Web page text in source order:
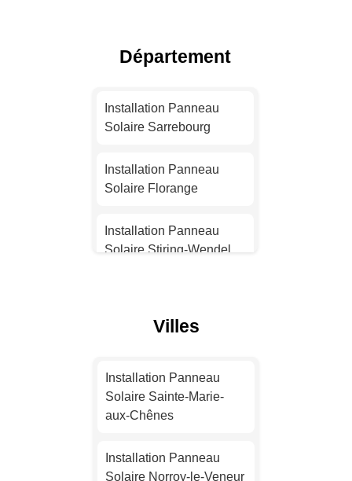
Solaire Nice
Solaire Nantes
Solaire Strasbourg
Installation Panneau
Installation Panneau
Solaire Lille
Installation Panneau
Solaire Rennes
Département
Installation Panneau
Solaire Sarrebourg
Installation Panneau
Solaire Florange
Installation Panneau
Solaire Stiring-Wendel
Solaire Maizières-lès-
Metz
Solaire Amnéville
Villes
Installation Panneau
Solaire Sainte-Marie-
aux-Chênes
Installation Panneau
Solaire Norroy-le-Veneur